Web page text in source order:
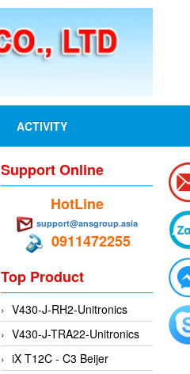
ACTIVITY
Support Online
HotLine
support@ansgroup.asia
0911472255
Top Product
V430-J-RH2-Unitronics
V430-J-TRA22-Unitronics
iX T12C - C3 Beijer